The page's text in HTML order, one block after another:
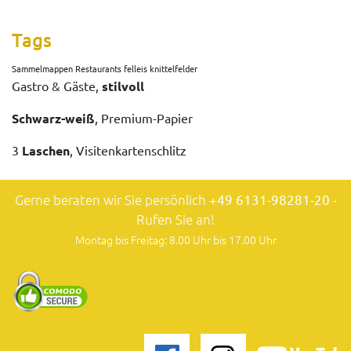
Tags
Sammelmappen Restaurants felleis knittelfelder
Gastro & Gäste, stilvoll
Schwarz-weiß, Premium-Papier
3 Laschen, Visitenkartenschlitz
Gerne beraten wir Sie persönlich +49 6131-98281-20 -
Rufen Sie an!
Montag bis Freitag: 8.00 Uhr bis 17.00 Uhr